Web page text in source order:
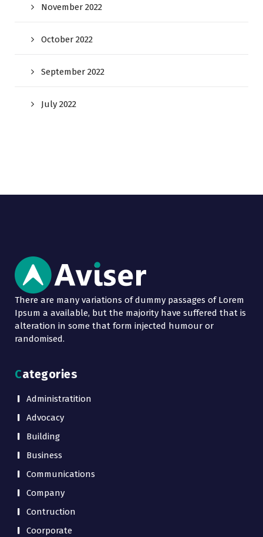
November 2022
October 2022
September 2022
July 2022
There are many variations of dummy passages of Lorem
Ipsum a available, but the majority have suffered that is
alteration in some that form injected humour or
randomised.
Categories
Administratition
Advocacy
Building
Business
Communications
Company
Contruction
Coorporate